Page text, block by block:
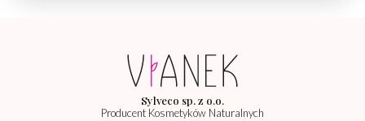
Sylveco sp. z o.o.
Producent Kosmetyków Naturalnych